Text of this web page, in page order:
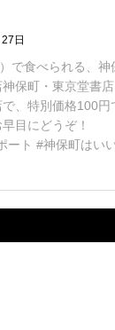
日
で食べられる、神
保町・東京堂書
、特別価格100円
目にどうぞ！
ート #神保町はい